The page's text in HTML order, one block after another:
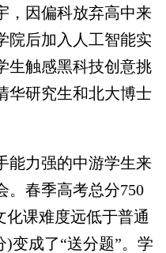
因偏科放弃高中来
院后加入人工智能实
生触感黑科技创意挑
华研究生和北大博士
力强的中游学生来
。春季高考总分750
化课难度远低于普通
)变成了“送分题”。学